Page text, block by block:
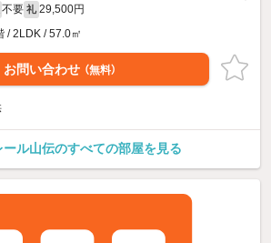
不要 礼 29,500円
/ 2LDK / 57.0㎡
お問い合わせ （無料）
ール山伝のすべての部屋を見る